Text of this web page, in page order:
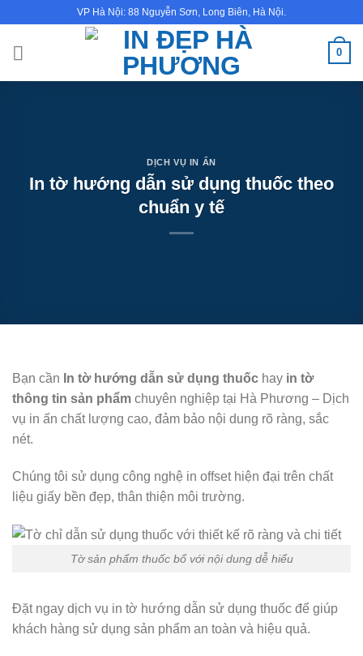
nội
VP Hà Nội: 88 Nguyễn Sơn, Long Biên, Hà Nội.
0
DỊCH VỤ IN ẤN
In tờ hướng dẫn sử dụng thuốc theo
chuẩn y tế
Bạn cần In tờ hướng dẫn sử dụng thuốc hay in tờ
thông tin sản phẩm chuyên nghiệp tại Hà Phương – Dịch
vụ in ấn chất lượng cao, đảm bảo nội dung rõ ràng, sắc
nét.
Chúng tôi sử dụng công nghệ in offset hiện đại trên chất
liệu giấy bền đẹp, thân thiện môi trường.
Tờ sản phẩm thuốc bổ với nội dung dễ hiểu
Đặt ngay dịch vụ in tờ hướng dẫn sử dụng thuốc để giúp
khách hàng sử dụng sản phẩm an toàn và hiệu quả.